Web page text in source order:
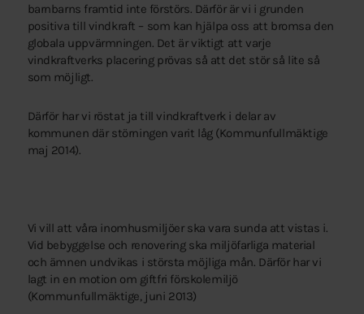
barnbarns framtid inte förstörs. Därför är vi i grunden
positiva till vindkraft – som kan hjälpa oss att bromsa den
globala uppvärmningen. Det är viktigt att varje
vindkraftverks placering prövas så att det stör så lite så
som möjligt.
Därför har vi röstat ja till vindkraftverk i delar av
kommunen där störningen varit låg (Kommunfullmäktige
maj 2014).
Vi vill att våra inomhusmiljöer ska vara sunda att vistas i.
Vid bebyggelse och renovering ska miljöfarliga material
och ämnen undvikas i största möjliga mån. Därför har vi
lagt in en motion om giftfri förskolemiljö
(Kommunfullmäktige, juni 2013)